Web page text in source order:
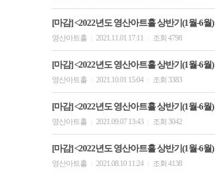
[마감] <2022년도 영산아트홀 상반기(1월-6월
영산아트홀 2021.11.01 17:11 조회 4798
[마감] <2022년도 영산아트홀 상반기(1월-6월
영산아트홀 2021.10.01 15:04 조회 3383
[마감] <2022년도 영산아트홀 상반기(1월-6월
영산아트홀 2021.09.07 13:43 조회 3042
[마감] <2022년도 영산아트홀 상반기(1월-6월
영산아트홀 2021.08.10 11:24 조회 4138